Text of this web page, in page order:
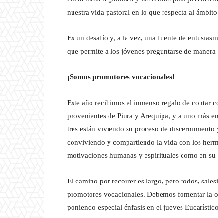
nuestra vida pastoral en lo que respecta al
Es un desafío y, a la vez, una fuente de
que permite a los jóvenes preguntarse de
¡Somos promotores vocacionales!
Este año recibimos el inmenso regalo de contar
provenientes de Piura y Arequipa, y a uno más
tres están viviendo su proceso de
conviviendo y compartiendo la vida con los
motivaciones humanas y espirituales como en
El camino por recorrer es largo, pero todos,
promotores vocacionales. Debemos fomentar la
poniendo especial énfasis en el jueves